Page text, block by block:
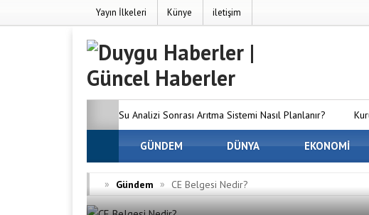
Yayın İlkeleri Künye iletişim
Su Analizi Sonrası Arıtma Sistemi Nasıl Planlanır?
SEO’nun Önemi Neden Artıyor? MC Server Kirala
Firmaları Osmaniye Evden Eve Nakliyat —
GÜNDEM DÜNYA EKONOMİ
» Gündem » CE Belgesi Nedir?